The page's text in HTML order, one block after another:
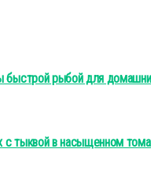
быстрой рыбой для
с тыквой в насыщенном